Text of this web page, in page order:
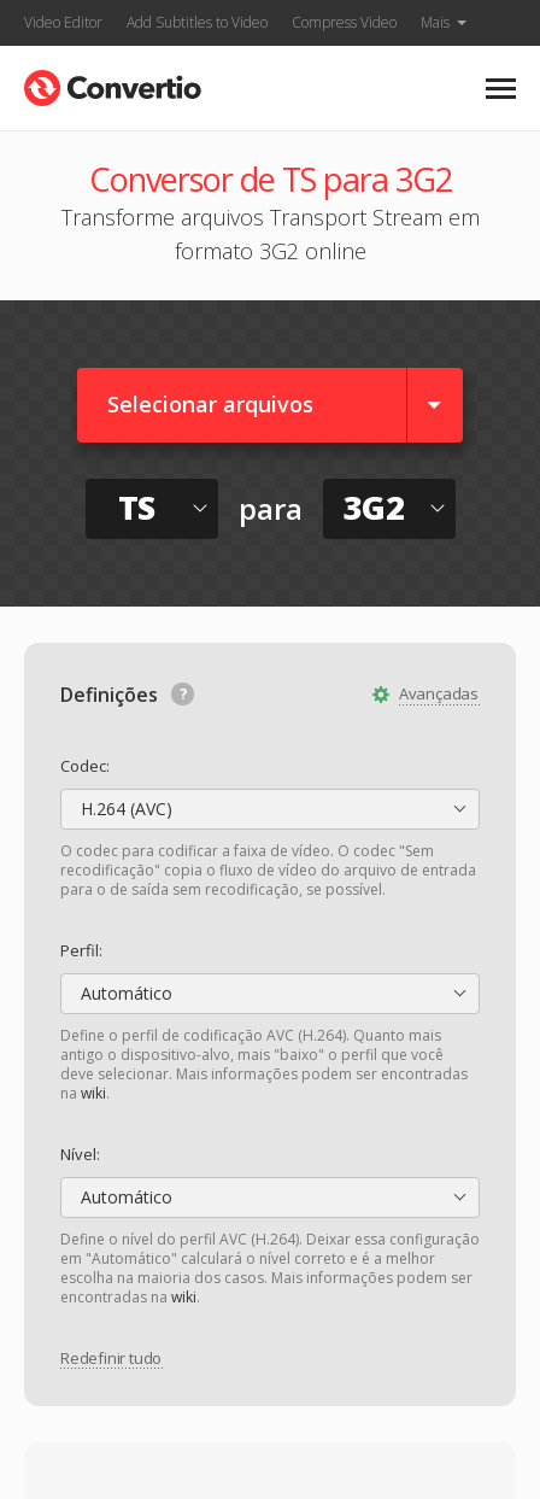
Video Editor Add Subtitles to Video Compress Video Mais
Conversor de TS para 3G2
Transforme arquivos Transport Stream em
formato 3G2 online
Selecionar arquivos
TS para 3G2
Avançadas
Definições
Codec:
H.264 (AVC)
O codec para codificar a faixa de vídeo. O codec "Sem
recodificação" copia o fluxo de vídeo do arquivo de entrada
para o de saída sem recodificação, se possível.
Perfil:
Automático
Define o perfil de codificação AVC (H.264). Quanto mais
antigo o dispositivo-alvo, mais "baixo" o perfil que você
deve selecionar. Mais informações podem ser encontradas
na wiki.
Nível:
Automático
Define o nível do perfil AVC (H.264). Deixar essa configuração
em "Automático" calculará o nível correto e é a melhor
escolha na maioria dos casos. Mais informações podem ser
encontradas na wiki.
Redefinir tudo